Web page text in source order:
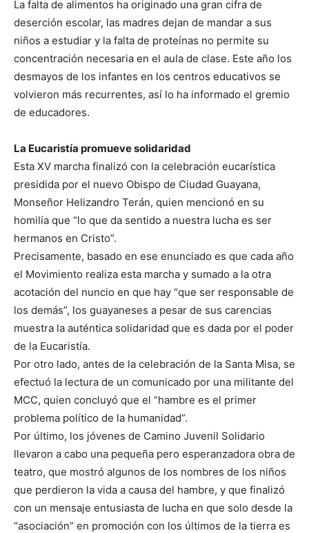
La falta de alimentos ha originado una gran cifra de
deserción escolar, las madres dejan de mandar a sus
niños a estudiar y la falta de proteínas no permite su
concentración necesaria en el aula de clase. Este año los
desmayos de los infantes en los centros educativos se
volvieron más recurrentes, así lo ha informado el gremio
de educadores.
La Eucaristía promueve solidaridad
Esta XV marcha finalizó con la celebración eucarística
presidida por el nuevo Obispo de Ciudad Guayana,
Monseñor Helizandro Terán, quien mencionó en su
homilía que “lo que da sentido a nuestra lucha es ser
hermanos en Cristo”.
Precisamente, basado en ese enunciado es que cada año
el Movimiento realiza esta marcha y sumado a la otra
acotación del nuncio en que hay “que ser responsable de
los demás”, los guayaneses a pesar de sus carencias
muestra la auténtica solidaridad que es dada por el poder
de la Eucaristía.
Por otro lado, antes de la celebración de la Santa Misa, se
efectuó la lectura de un comunicado por una militante del
MCC, quien concluyó que el “hambre es el primer
problema político de la humanidad”.
Por último, los jóvenes de Camino Juvenil Solidario
llevaron a cabo una pequeña pero esperanzadora obra de
teatro, que mostró algunos de los nombres de los niños
que perdieron la vida a causa del hambre, y que finalizó
con un mensaje entusiasta de lucha en que solo desde la
“asociación” en promoción con los últimos de la tierra es